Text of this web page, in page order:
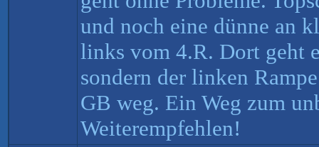
und noch eine dünne an
links vom 4.R. Dort geht
sondern der linken
GB weg. Ein Weg zum
Weiterempfehlen!